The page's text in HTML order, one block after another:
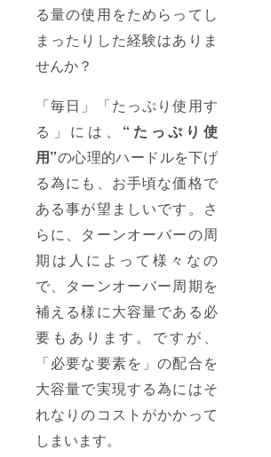
る量の使用をためらってし
まったりした経験はありま
せんか？
「毎日」「たっぷり使用す
る」には、 “たっぷり使
用”の心理的ハードルを下げ
る為にも、お手頃な価格で
ある事が望ましいです。さ
らに、ターンオーバーの周
期は人によって様々なの
で、ターンオーバー周期を
補える様に大容量である必
要もあります。ですが、
「必要な要素を」の配合を
大容量で実現する為にはそ
れなりのコストがかかって
しまいます。